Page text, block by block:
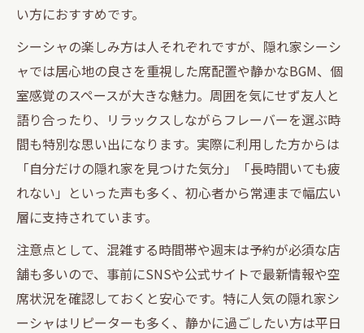
い方におすすめです。
シーシャの楽しみ方は人それぞれですが、隠れ家シーシ
ャでは居心地の良さを重視した席配置や静かなBGM、個
室感覚のスペースが大きな魅力。周囲を気にせず友人と
語り合ったり、リラックスしながらフレーバーを選ぶ時
間も特別な思い出になります。実際に利用した方からは
「自分だけの隠れ家を見つけた気分」「長時間いても疲
れない」といった声も多く、初心者から常連まで幅広い
層に支持されています。
注意点として、混雑する時間帯や週末は予約が必須な店
舗も多いので、事前にSNSや公式サイトで最新情報や空
席状況を確認しておくと安心です。特に人気の隠れ家シ
ーシャはリピーターも多く、静かに過ごしたい方は平日